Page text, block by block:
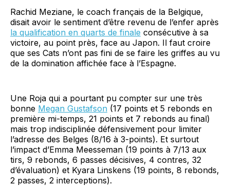
Rachid Meziane, le coach français de la Belgique,
disait avoir le sentiment d’être revenu de l’enfer après
la qualification en quarts de finale consécutive à sa
victoire, au point près, face au Japon. Il faut croire
que ses Cats n’ont pas fini de se faire les griffes au vu
de la domination affichée face à l’Espagne.
Une Roja qui a pourtant pu compter sur une très
bonne Megan Gustafson (17 points et 5 rebonds en
première mi-temps, 21 points et 7 rebonds au final)
mais trop indisciplinée défensivement pour limiter
l’adresse des Belges (8/16 à 3-points). Et surtout
l’impact d’Emma Meesseman (19 points à 7/13 aux
tirs, 9 rebonds, 6 passes décisives, 4 contres, 32
d’évaluation) et Kyara Linskens (19 points, 8 rebonds,
2 passes, 2 interceptions).